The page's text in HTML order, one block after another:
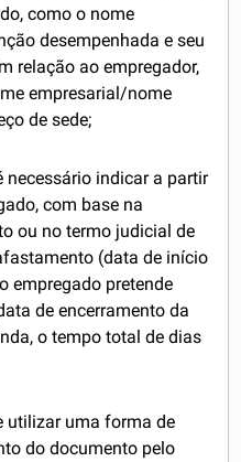
como o nome
desempenhada e seu
relação ao empregador,
empresarial/nome
de sede;
necessário indicar a partir
com base na
ou no termo judicial de
(data de início
empregado pretende
de encerramento da
o tempo total de dias
utilizar uma forma de
do documento pelo